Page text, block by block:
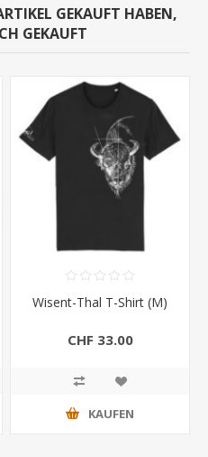
GEKAUFT HABEN,
GEKAUFT
Wisent-Thal T-Shirt (M)
CHF 33.00
KAUFEN